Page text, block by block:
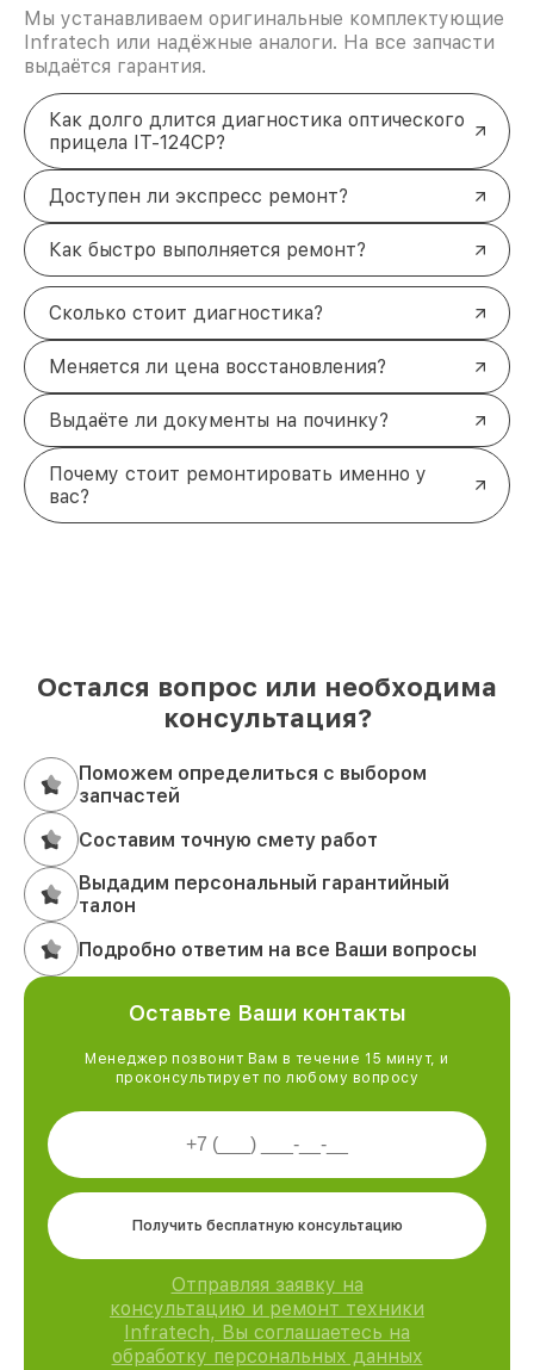
Мы устанавливаем оригинальные комплектующие
Infratech или надёжные аналоги. На все запчасти
выдаётся гарантия.
Как долго длится диагностика оптического
прицела IT-124CP?
Доступен ли экспресс ремонт?
Как быстро выполняется ремонт?
Сколько стоит диагностика?
Меняется ли цена восстановления?
Выдаёте ли документы на починку?
Почему стоит ремонтировать именно у
вас?
Остался вопрос или необходима
консультация?
Поможем определиться с выбором
запчастей
Составим точную смету работ
Выдадим персональный гарантийный
талон
Подробно ответим на все Ваши вопросы
Оставьте Ваши контакты
Менеджер позвонит Вам в течение 15 минут, и
проконсультирует по любому вопросу
Получить бесплатную консультацию
Отправляя заявку на
консультацию и ремонт техники
Infratech, Вы соглашаетесь на
обработку персональных данных